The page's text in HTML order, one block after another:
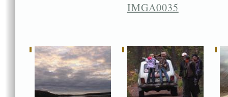
IMGA0035